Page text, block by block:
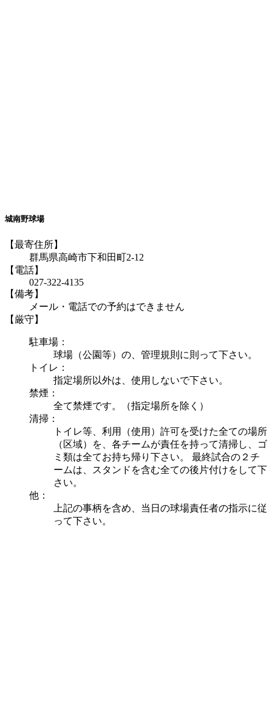
城南野球場
【最寄住所】
群馬県高崎市下和田町2-12
【電話】
027-322-4135
【備考】
メール・電話での予約はできません
【厳守】
駐車場：
球場（公園等）の、管理規則に則って下さい。
トイレ：
指定場所以外は、使用しないで下さい。
禁煙：
全て禁煙です。（指定場所を除く）
清掃：
トイレ等、利用（使用）許可を受けた全ての場所
（区域）を、各チームが責任を持って清掃し、ゴ
ミ類は全てお持ち帰り下さい。 最終試合の２チ
ームは、スタンドを含む全ての後片付けをして下
さい。
他：
上記の事柄を含め、当日の球場責任者の指示に従
って下さい。